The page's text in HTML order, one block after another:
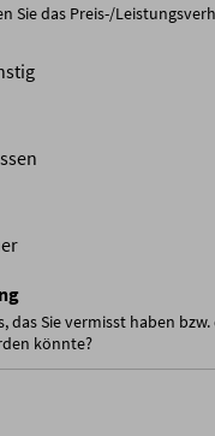
Sie das Preis-/
das Sie vermisst haben
könnte?